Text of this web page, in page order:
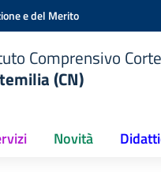
e del Merito
Comprensivo
(CN)
Novità